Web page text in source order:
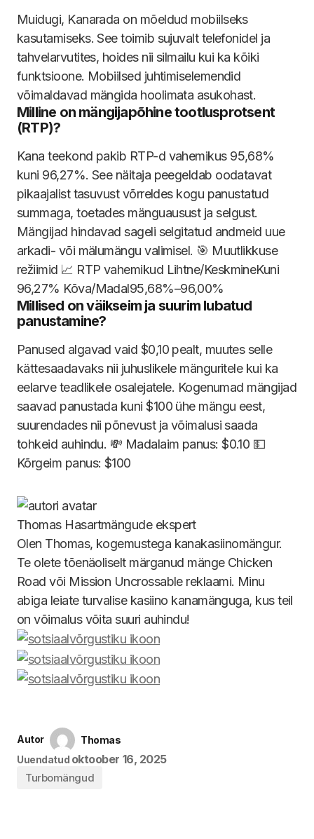
Muidugi, Kanarada on mõeldud mobiilseks
kasutamiseks. See toimib sujuvalt telefonidel ja
tahvelarvutites, hoides nii silmailu kui ka kõiki
funktsioone. Mobiilsed juhtimiselemendid
võimaldavad mängida hoolimata asukohast.
Milline on mängijapõhine tootlusprotsent
(RTP)?
Kana teekond pakib RTP-d vahemikus 95,68%
kuni 96,27%. See näitaja peegeldab oodatavat
pikaajalist tasuvust võrreldes kogu panustatud
summaga, toetades mänguausust ja selgust.
Mängijad hindavad sageli selgitatud andmeid uue
arkadi- või mälumängu valimisel. 🎯 Muutlikkuse
režiimid 📈 RTP vahemikud Lihtne/KeskmineKuni
96,27% Kõva/Madal95,68%–96,00%
Millised on väikseim ja suurim lubatud
panustamine?
Panused algavad vaid $0,10 pealt, muutes selle
kättesaadavaks nii juhuslikele mänguritele kui ka
eelarve teadlikele osalejatele. Kogenumad mängijad
saavad panustada kuni $100 ühe mängu eest,
suurendades nii põnevust ja võimalusi saada
tohkeid auhindu. 💸 Madalaim panus: $0.10 💵
Kõrgeim panus: $100
Thomas Hasartmängude ekspert
Olen Thomas, kogemustega kanakasiinomängur.
Te olete tõenäoliselt märganud mänge Chicken
Road või Mission Uncrossable reklaami. Minu
abiga leiate turvalise kasiino kanamänguga, kus teil
on võimalus võita suuri auhindu!
Autor
Thomas
Uuendatud oktoober 16, 2025
Turbomängud